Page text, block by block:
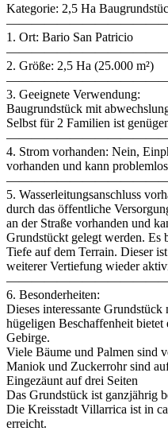
Kategorie: 2,5 Ha
1. Ort: Bario San Patricio
2. Größe: 2,5 Ha (25.000 m²)
3. Geeignete Verwendung:
Baugrundstück mit
Selbst für 2 Familien ist
4. Strom vorhanden: Nein,
vorhanden und kann
5. Wasserleitungsanschluss
durch das öffentliche
an der Straße vorhanden und
Grundstückt gelegt werden. Es
Tiefe auf dem Terrain. Dieser
weiterer Vertiefung wieder
6. Besonderheiten:
Dieses interessante
hügeligen Beschaffenheit
Gebirge.
Viele Bäume und Palmen sind
Maniok und Zuckerrohr sind
Eingezäunt auf drei Seiten
Das Grundstück ist ganzjährig
Die Kreisstadt Villarrica ist in
erreicht.